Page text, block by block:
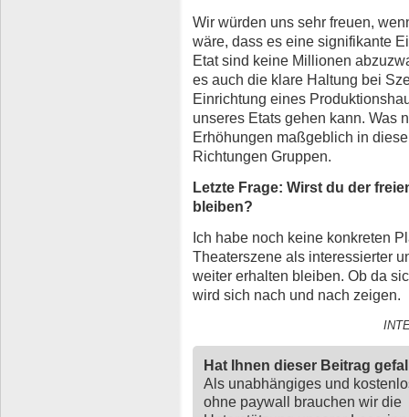
Wir würden uns sehr freuen,
wäre, dass es eine signifikante
Etat sind keine Millionen
es auch die klare Haltung bei
Einrichtung eines
unseres Etats gehen kann. Was
Erhöhungen maßgeblich in
Richtungen Gruppen.
Letzte Frage: Wirst du der
bleiben?
Ich habe noch keine konkreten
Theaterszene als interessierter
weiter erhalten bleiben. Ob da
wird sich nach und nach zeigen.
Hat Ihnen dieser Beitrag
Als unabhängiges und
ohne paywall brauchen wir die